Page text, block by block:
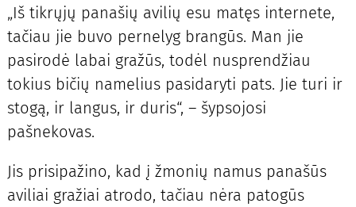
„Iš tikrųjų panašių avilių esu matęs internete,
tačiau jie buvo pernelyg brangūs. Man jie
pasirodė labai gražūs, todėl nusprendžiau
tokius bičių namelius pasidaryti pats. Jie turi ir
stogą, ir langus, ir duris“, – šypsojosi
pašnekovas.
Jis prisipažino, kad į žmonių namus panašūs
aviliai gražiai atrodo, tačiau nėra patogūs